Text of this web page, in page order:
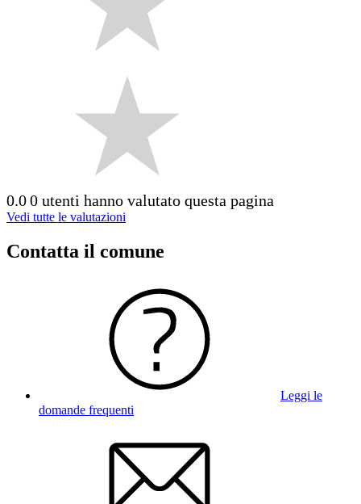
0.00 utenti hanno valutato questa pagina
Vedi tutte le valutazioni
Contatta il comune
Leggi le
domande frequenti